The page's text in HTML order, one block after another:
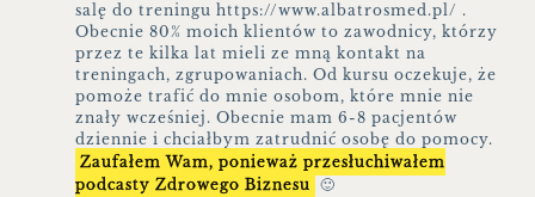
salę do treningu https://www.albatrosmed.pl/ .
Obecnie 80% moich klientów to zawodnicy, którzy
przez te kilka lat mieli ze mną kontakt na
treningach, zgrupowaniach. Od kursu oczekuje, że
pomoże trafić do mnie osobom, które mnie nie
znały wcześniej. Obecnie mam 6-8 pacjentów
dziennie i chciałbym zatrudnić osobę do pomocy.
Zaufałem Wam, ponieważ przesłuchiwałem
podcasty Zdrowego Biznesu 🙂